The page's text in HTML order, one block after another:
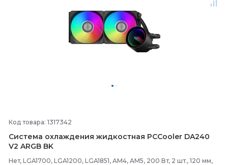
Код товара: 1317342
Система охлаждения жидкостная PCCooler DA240
V2 ARGB BK
Нет, LGA1700, LGA1200, LGA1851, AM4, AM5, 200 Вт, 2 шт., 120 мм,